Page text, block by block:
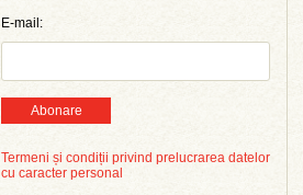
E-mail:
Abonare
Termeni și condiții privind prelucrarea datelor
cu caracter personal